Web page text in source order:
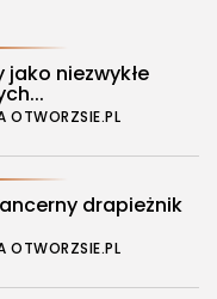
niezwykłe
OTWORZSIE.PL
drapieżnik
OTWORZSIE.PL